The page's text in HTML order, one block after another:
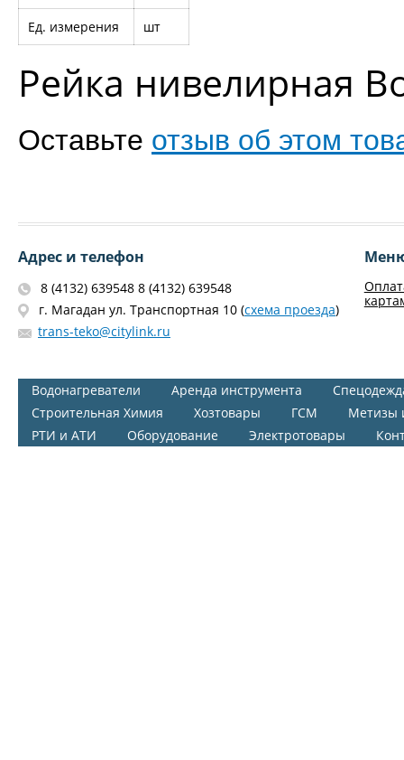
Ед. измерения шт
Рейка нивелирная
Оставьте отзыв об этом
Адрес и телефон
8 (4132) 639548 8 (4132) 639548
г. Магадан ул. Транспортная 10 (схема проезда)
trans-teko@citylink.ru
Водонагреватели Аренда инструмента
Строительная Химия
Хозтовары ГСМ
Метизы
РТИ и АТИ
Оборудование Электротовары